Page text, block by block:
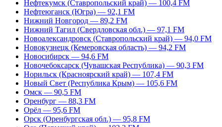
Нефтекумск (Ставропольский край) — 100,4 FM
Нефтеюганск (Югра) — 92,1 FM
Нижний Новгород — 89,2 FM
Нижний Тагил (Свердловская обл.) — 97,1 FM
Новоалександровск (Ставропольский край) — 94,0 FM
Новокузнецк (Кемеровская область) — 94,2 FM
Новосибирск — 94,6 FM
Новочебоксарск (Чувашская Республика) — 90,3 FM
Норильск (Красноярский край) — 107,4 FM
Новый Свет (Республика Крым) — 105,6 FM
Омск — 90,5 FM
Оренбург — 88,3 FM
Орёл — 95,6 FM
Орск (Оренбургская обл.) — 95,8 FM